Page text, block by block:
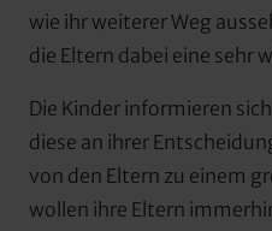
wie ihr weiterer Weg
die Eltern dabei eine sehr
Die Kinder informieren
diese an ihrer
von den Eltern zu einem
wollen ihre Eltern